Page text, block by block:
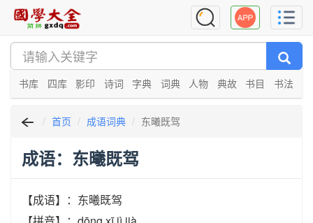
书库 四库 影印 诗词 字典 词典 人物 典故 书目 书法
首页 成语词典 东曦既驾
成语：东曦既驾
【成语】：东曦既驾